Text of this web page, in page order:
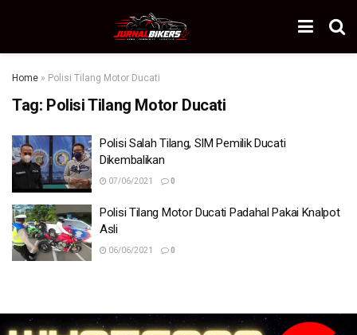
Home » Polisi Tilang Motor Ducati
Tag: Polisi Tilang Motor Ducati
Polisi Salah Tilang, SIM Pemilik Ducati
Dikembalikan
07/06/2021 0
Polisi Tilang Motor Ducati Padahal Pakai Knalpot
Asli
06/06/2021 0